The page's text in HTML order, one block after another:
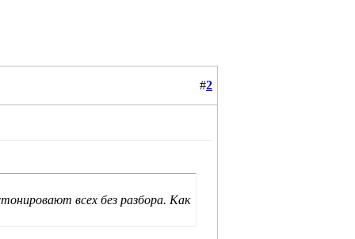
#2
всех без разбора. Как